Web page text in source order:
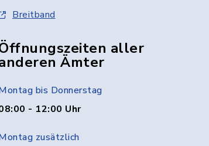
Breitband
aller
Ämter
bis Donnerstag
- 12:00 Uhr
zusätzlich